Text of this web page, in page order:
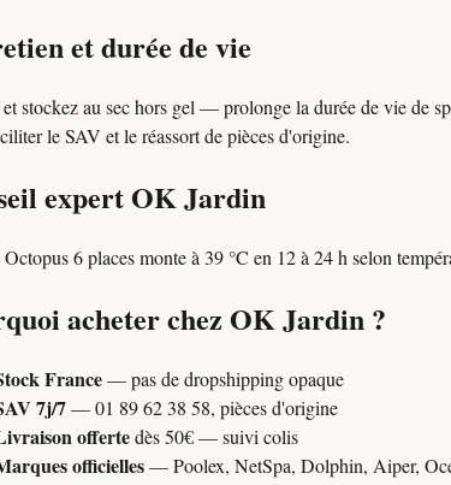
et durée de vie
stockez au sec hors gel — prolonge la durée de vie de
le SAV et le réassort de pièces d'origine.
expert OK Jardin
6 places monte à 39 °C en 12 à 24 h selon
acheter chez OK Jardin ?
France— pas de dropshipping opaque
7j/7— 01 89 62 38 58, pièces d'origine
offertedès 50€ — suivi colis
officielles— Poolex, NetSpa, Dolphin, Aiper,